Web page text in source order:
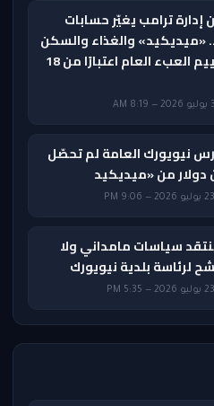
إدارة ترامب يغيّر حسابات
«ميديكيد» والغذاء والسكن
قد تدخل تقييم العبء العام اعتبارًا من 18
نيويورك العامة لم تحصّل
سياسات مامداني ولا
لرئاسة بلدية نيويورك